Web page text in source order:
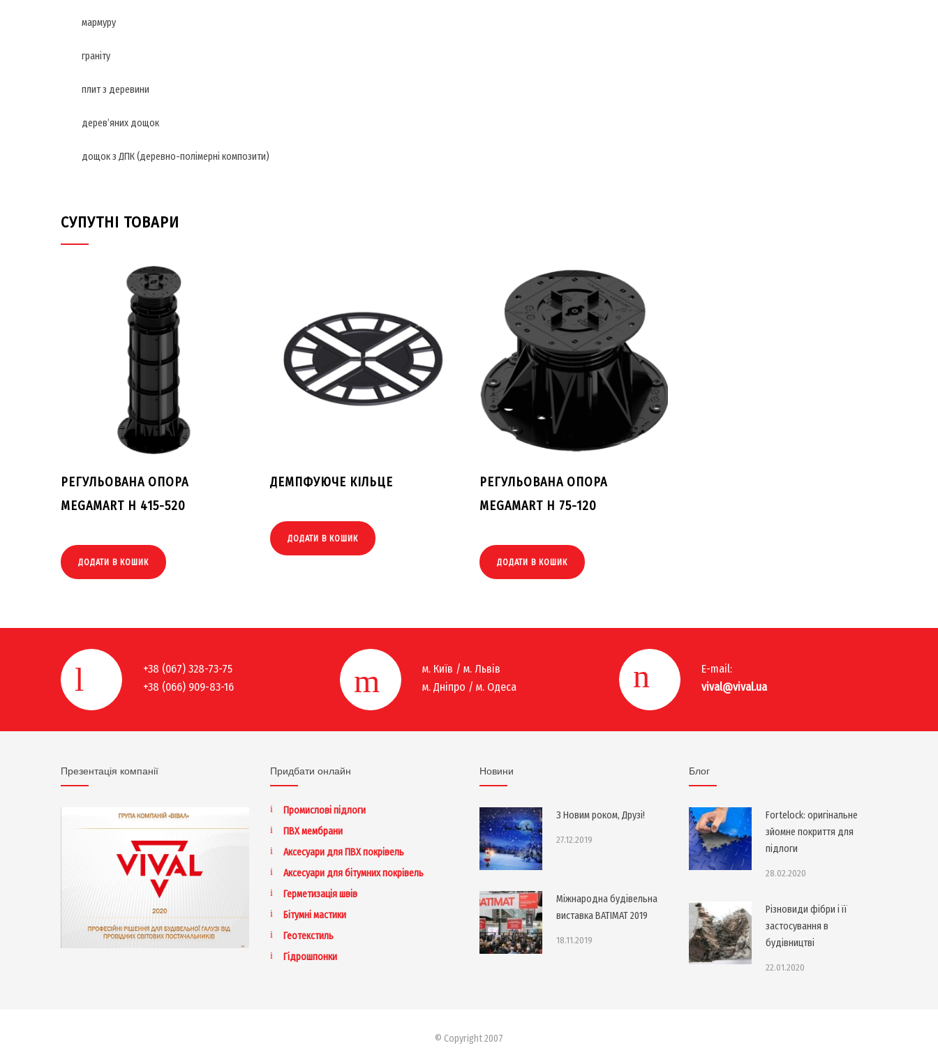
мармуру
граніту
плит з деревини
дерев’яних дощок
дощок з ДПК (деревно-полімерні композити)
СУПУТНІ ТОВАРИ
РЕГУЛЬОВАНА ОПОРА
MEGAMART H 415-520
ДОДАТИ В КОШИК
ДЕМПФУЮЧЕ КІЛЬЦЕ
ДОДАТИ В КОШИК
РЕГУЛЬОВАНА ОПОРА
MEGAMART H 75-120
ДОДАТИ В КОШИК
+38 (067) 328-73-75
+38 (066) 909-83-16
м. Київ / м. Львів
м. Дніпро / м. Одеса
E-mail:
vival@vival.ua
Презентація компанії Придбати онлайн
Промислові підлоги
ПВХ мембрани
Аксесуари для ПВХ покрівель
Аксесуари для бітумних покрівель
Герметизація швів
Бітумні мастики
Геотекстиль
Гідрошпонки
Новини
З Новим роком, Друзі!
27.12.2019
Міжнародна будівельна
виставка BATIMAT 2019
18.11.2019
Блог
Fortelock: оригінальне
зйомне покриття для
підлоги
28.02.2020
Різновиди фібри і її
застосування в
будівництві
22.01.2020
© Copyright 2007